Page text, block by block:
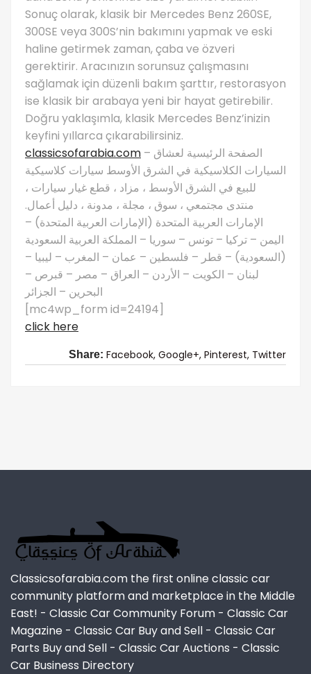
Sonuç olarak, klasik bir Mercedes Benz 260SE,
300SE veya 300S’nin bakımını yapmak ve eski
haline getirmek zaman, çaba ve özveri
gerektirir. Aracınızın sorunsuz çalışmasını
sağlamak için düzenli bakım şarttır, restorasyon
ise klasik bir arabaya yeni bir hayat getirebilir.
Doğru yaklaşımla, klasik Mercedes Benz’inizin
keyfini yıllarca çıkarabilirsiniz.
classicsofarabia.com – الصفحة الرئيسية لعشاق
السيارات الكلاسيكية في الشرق الأوسط سيارات كلاسيكية
للبيع في الشرق الأوسط ، مزاد ، قطع غيار سيارات ،
منتدى مجتمعي ، سوق ، مجلة ، مدونة ، دليل أعمال.
الإمارات العربية المتحدة (الإمارات العربية المتحدة) –
اليمن – تركيا – تونس – سوريا – المملكة العربية السعودية
(السعودية) – قطر – فلسطين – عمان – المغرب – ليبيا –
لبنان – الكويت – الأردن – العراق – مصر – قبرص –
البحرين – الجزائر
[mc4wp_form id=24194]
click here
Share: Facebook, Google+, Pinterest, Twitter
Classicsofarabia.com the first online classic car
community platform and marketplace in the Middle
East! - Classic Car Community Forum - Classic Car
Magazine - Classic Car Buy and Sell - Classic Car
Parts Buy and Sell - Classic Car Auctions - Classic
Car Business Directory